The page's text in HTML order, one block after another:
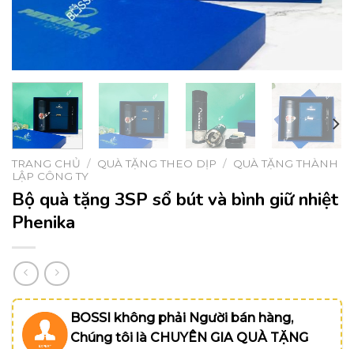
TRANG CHỦ / QUÀ TẶNG THEO DỊP / QUÀ TẶNG THÀNH
LẬP CÔNG TY
Bộ quà tặng 3SP sổ bút và bình giữ nhiệt
Phenika
BOSSI không phải Người bán hàng,
Chúng tôi là CHUYÊN GIA QUÀ TẶNG